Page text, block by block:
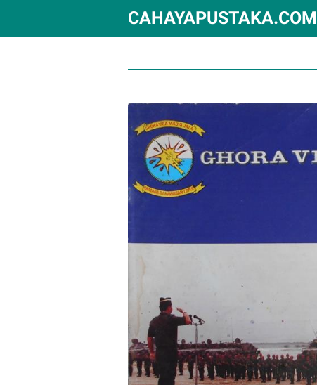
CAHAYAPUSTAKA.COM